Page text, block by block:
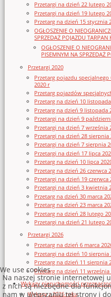
Przetargi na dzień 22 lutego
Przetargi na dzień 19 lutego
Przetarg na dzień 15 stycznia
OGŁOSZENIE O
SPRZEDAŻ POJAZDU TARPAN
OGŁOSZENIE O
PISEMNYM NA SPRZEDAŻ
Przetargi 2020
Przetarg pojazdu specjalnego
2020 r
Przetarg pojazdów
Przetarg na dzień 10
Przetarg na dzień 9 listopada
Przetargi na dzień 9
Przetargi na dzień 7 września
Przetargi na dzień 28 sierpnia
Przetargi na dzień 7 sierpnia
Przetargi na dzień 17 lipca
Przetarg na dzień 10 lipca
Przetarg na dzień 26 czerwca
Przetargi na dzień 19 czerwca
Przetargi na dzień 3 kwietnia
Przetarg na dzień 30 marca
Przetarg na dzień 23 marca
Przetarg na dzień 28 lutego
Przetargi na dzień 21 lutego
Przetargi 2026
Przetarg na dzień 6 marca
Przetargi na dzień 10 sierpnia
Przetarg na dzień 11 sierpnia
Przetarg na dzień 11 września
Wykazy nieruchomości
Wykazy z 2026 roku
We use cookies
Na naszej stronie internetowej
z nich są niezbędne dla
nam w ulepszaniu tej strony i